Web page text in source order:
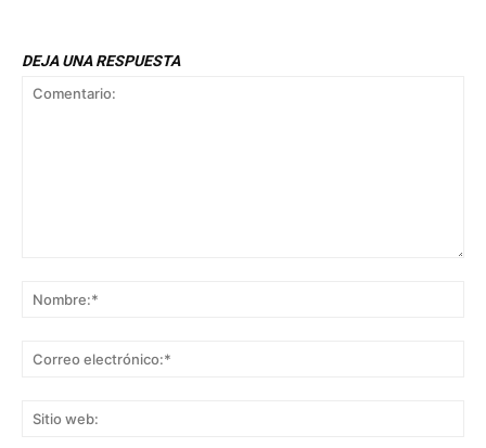
DEJA UNA RESPUESTA